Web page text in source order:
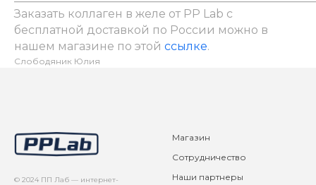
Заказать коллаген в желе от PP Lab с
бесплатной доставкой по России можно в
нашем магазине по этой ссылке.
Слободяник Юлия
© 2024 ПП Лаб — интернет-
Магазин
Сотрудничество
Наши партнеры